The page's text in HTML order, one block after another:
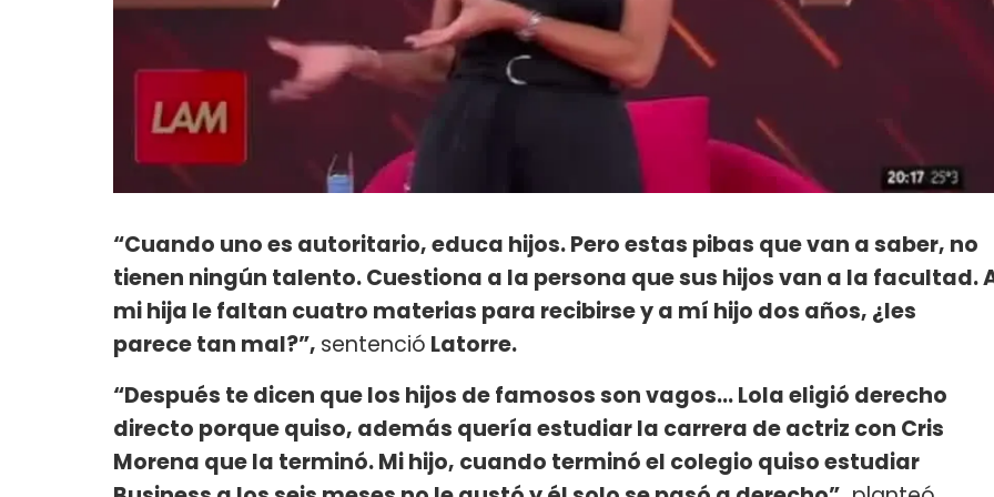
“Cuando uno es autoritario, educa hijos. Pero estas pibas que van a saber, no
tienen ningún talento. Cuestiona a la persona que sus hijos van a la facultad.
mi hija le faltan cuatro materias para recibirse y a mí hijo dos años, ¿les
parece tan mal?”, sentenció Latorre.
“Después te dicen que los hijos de famosos son vagos… Lola eligió derecho
directo porque quiso, además quería estudiar la carrera de actriz con Cris
Morena que la terminó. Mi hijo, cuando terminó el colegio quiso estudiar